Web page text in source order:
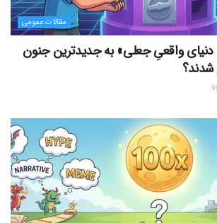
مقالات عمومی
دنیای واقعیِ جعلی» به جدیدترین جنون
شدند؟